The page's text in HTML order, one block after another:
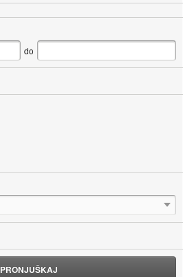
do
PRONJUŠKAJ